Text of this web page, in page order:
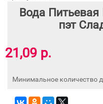
Вода
пэт
21,09 р.
Минимальное количество